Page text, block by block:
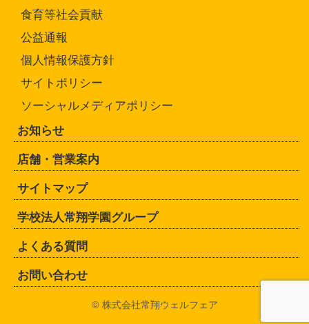
食育等社会貢献
公益通報
個人情報保護方針
サイトポリシー
ソーシャルメディアポリシー
お知らせ
店舗・営業案内
サイトマップ
学校法人常翔学園グループ
よくある質問
お問い合わせ
© 株式会社常翔ウェルフェア